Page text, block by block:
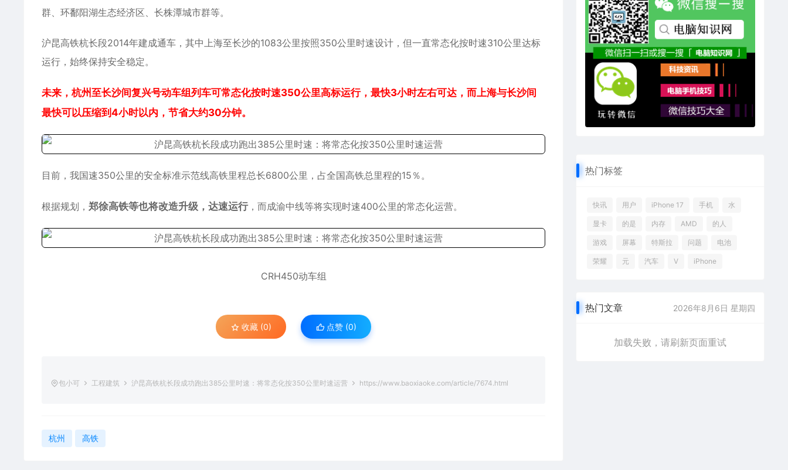
群、环鄱阳湖生态经济区、长株潭城市群等。
沪昆高铁杭长段2014年建成通车，其中上海至长沙的1083公里按照350公里时速设计，但一直常态化按时速310公里达标
运行，始终保持安全稳定。
未来，杭州至长沙间复兴号动车组列车可常态化按时速350公里高标运行，最快3小时左右可达，而上海与长沙间
最快可以压缩到4小时以内，节省大约30分钟。
目前，我国速350公里的安全标准示范线高铁里程总长6800公里，占全国高铁总里程的15％。
根据规划， 郑徐高铁等也将改造升级，达速运行，而成渝中线等将实现时速400公里的常态化运营。
CRH450动车组
收藏 (0) 点赞 (0)
包小可 工程建筑 沪昆高铁杭长段成功跑出385公里时速：将常态化按350公里时速运营 https://www.baoxiaoke.com/article/7674.html
杭州 高铁
热门标签
快讯 用户 iPhone 17 手机 水
显卡 的是 内存 AMD 的人
游戏 屏幕 特斯拉 问题 电池
荣耀 元 汽车 V iPhone
热门文章 2026年8月6日 星期四
加载失败，请刷新页面重试